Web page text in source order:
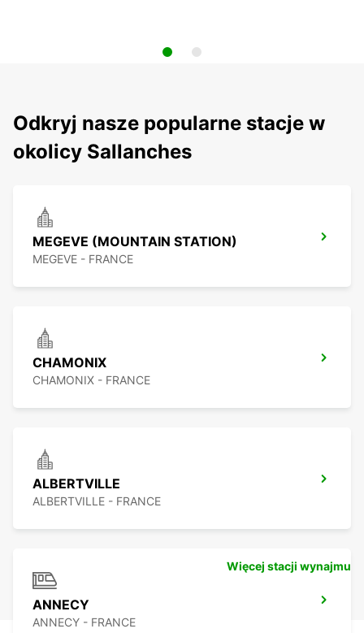
Odkryj nasze popularne stacje w
okolicy Sallanches
MEGEVE (MOUNTAIN STATION)
MEGEVE - FRANCE
CHAMONIX
CHAMONIX - FRANCE
ALBERTVILLE
ALBERTVILLE - FRANCE
ANNECY
ANNECY - FRANCE
Więcej stacji wynajmu